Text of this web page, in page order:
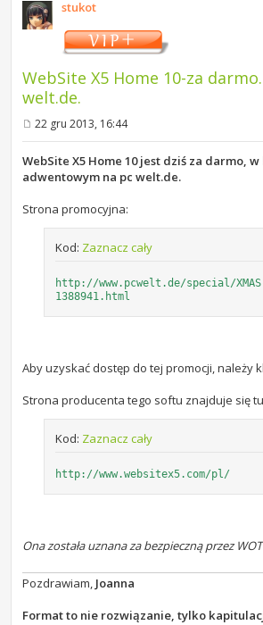
stukot
WebSite X5 Home 10-za
welt.de.
o
s
t
22 gru 2013, 16:44
WebSite X5 Home 10 jest dziś za darmo,
adwentowym na pc welt.de.
Strona promocyjna:
Kod: Zaznacz cały
http://www.pcwelt.de/special/
1388941.html
Aby uzyskać dostęp do tej promocji, należy
Strona producenta tego softu znajduje się
Kod: Zaznacz cały
http://www.websitex5.com/pl/
Ona została uznana za bezpieczną przez
Pozdrawiam, Joanna
Format to nie rozwiązanie, tylko